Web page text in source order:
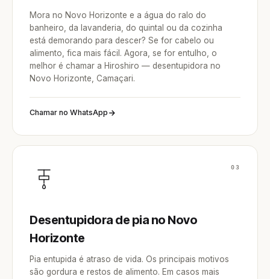
Mora no Novo Horizonte e a água do ralo do
banheiro, da lavanderia, do quintal ou da cozinha
está demorando para descer? Se for cabelo ou
alimento, fica mais fácil. Agora, se for entulho, o
melhor é chamar a Hiroshiro — desentupidora no
Novo Horizonte, Camaçari.
Chamar no WhatsApp
03
Desentupidora de pia no Novo
Horizonte
Pia entupida é atraso de vida. Os principais motivos
são gordura e restos de alimento. Em casos mais